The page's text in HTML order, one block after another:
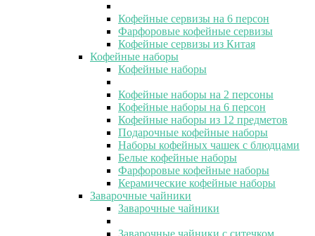
Кофейные сервизы на 6 персон
Фарфоровые кофейные сервизы
Кофейные сервизы из Китая
Кофейные наборы
Кофейные наборы
Кофейные наборы на 2 персоны
Кофейные наборы на 6 персон
Кофейные наборы из 12 предметов
Подарочные кофейные наборы
Наборы кофейных чашек с блюдцами
Белые кофейные наборы
Фарфоровые кофейные наборы
Керамические кофейные наборы
Заварочные чайники
Заварочные чайники
Заварочные чайники с ситечком